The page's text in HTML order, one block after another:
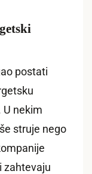
postati
U nekim
struje nego
zahtevaju